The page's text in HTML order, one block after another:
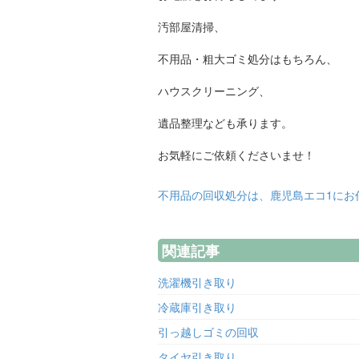
汚部屋清掃、
不用品・粗大ゴミ処分はもちろん、
ハウスクリーニング、
遺品整理なども承ります。
お気軽にご依頼くださいませ！
不用品の回収処分は、鹿児島エコ1にお
関連記事
洗濯機引き取り
冷蔵庫引き取り
引っ越しゴミの回収